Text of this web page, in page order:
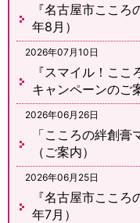
『名古屋市ここ
年8月）
2026年07月10日
『スマイル！こ
キャンペーンのご
2026年06月26日
「こころの絆創
（ご案内）
2026年06月25日
『名古屋市ここ
年7月）